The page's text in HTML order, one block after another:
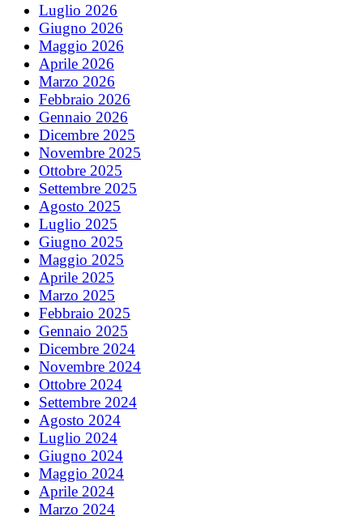
Luglio 2026
Giugno 2026
Maggio 2026
Aprile 2026
Marzo 2026
Febbraio 2026
Gennaio 2026
Dicembre 2025
Novembre 2025
Ottobre 2025
Settembre 2025
Agosto 2025
Luglio 2025
Giugno 2025
Maggio 2025
Aprile 2025
Marzo 2025
Febbraio 2025
Gennaio 2025
Dicembre 2024
Novembre 2024
Ottobre 2024
Settembre 2024
Agosto 2024
Luglio 2024
Giugno 2024
Maggio 2024
Aprile 2024
Marzo 2024